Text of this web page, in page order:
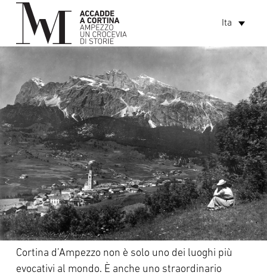
Ita
Cortina d’Ampezzo non è solo uno dei luoghi più
evocativi al mondo. È anche uno straordinario